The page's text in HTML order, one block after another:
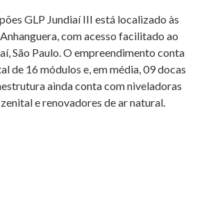
GLP Jundiaí III está localizado às
com acesso facilitado ao
São Paulo. O empreendimento conta
de 16 módulos e, em média, 09 docas
ainda conta com niveladoras
e renovadores de ar natural.